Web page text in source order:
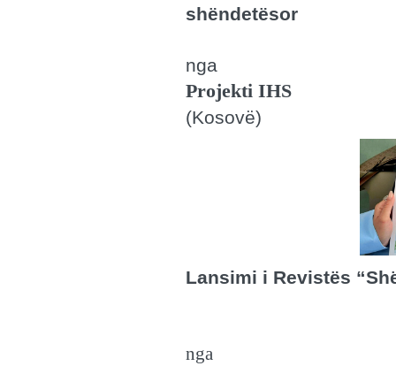
shëndetësor
nga
Projekti IHS
(Kosovë)
Lansimi i Revistës
nga